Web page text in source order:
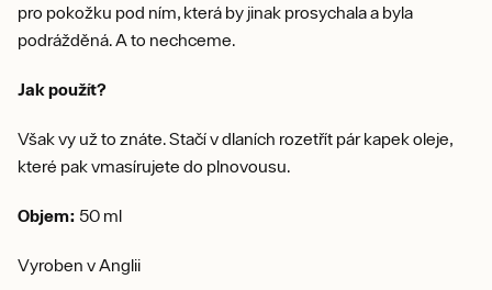
pro pokožku pod ním, která by jinak prosychala a byla
podrážděná. A to nechceme.
Jak použít?
Však vy už to znáte. Stačí v dlaních rozetřít pár kapek oleje,
které pak vmasírujete do plnovousu.
Objem: 50 ml
Vyroben v Anglii